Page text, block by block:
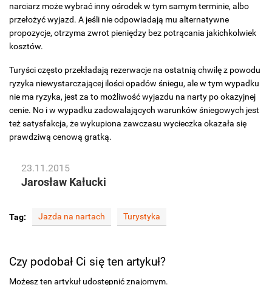
narciarz może wybrać inny ośrodek w tym samym terminie, albo
przełożyć wyjazd. A jeśli nie odpowiadają mu alternatywne
propozycje, otrzyma zwrot pieniędzy bez potrącania jakichkolwiek
kosztów.
Turyści często przekładają rezerwacje na ostatnią chwilę z powodu
ryzyka niewystarczającej ilości opadów śniegu, ale w tym wypadku
nie ma ryzyka, jest za to możliwość wyjazdu na narty po okazyjnej
cenie. No i w wypadku zadowalających warunków śniegowych jest
też satysfakcja, że wykupiona zawczasu wycieczka okazała się
prawdziwą cenową gratką.
23.11.2015
Jarosław Kałucki
Tag: Jazda na nartach Turystyka
Czy podobał Ci się ten artykuł?
Możesz ten artykuł udostępnić znajomym.